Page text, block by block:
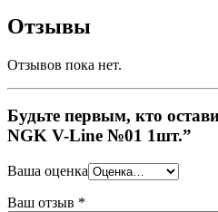
Отзывы
Отзывов пока нет.
Будьте первым, кто
NGK V-Line №01 1шт.”
Ваша оценка
Ваш отзыв *